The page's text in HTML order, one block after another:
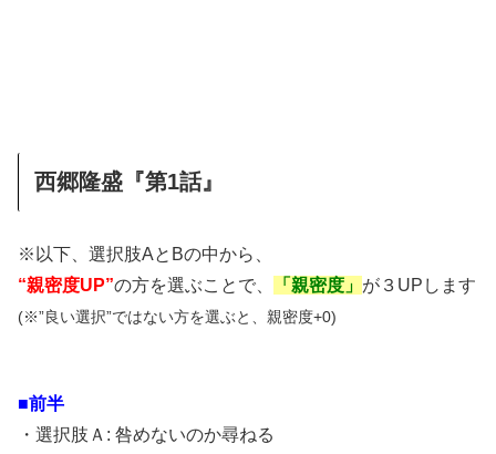
西郷隆盛『第1話』
※以下、選択肢AとBの中から、
“親密度UP”の方を選ぶことで、 「親密度」 が３UPします
(※”良い選択”ではない方を選ぶと、親密度+0)
■前半
・選択肢Ａ: 咎めないのか尋ねる